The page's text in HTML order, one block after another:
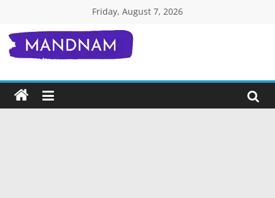
content
Friday, August 7, 2026
Mandnam.com
जाने
एक-